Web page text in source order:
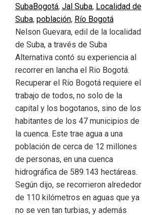
SubaBogotá, Jal Suba, Localidad de
Suba, población, Río Bogotá
Nelson Guevara, edil de la localidad
de Suba, a través de Suba
Alternativa contó su experiencia al
recorrer en lancha el Rio Bogotá.
Recuperar el Río Bogotá requiere el
trabajo de todos, no solo de la
capital y los bogotanos, sino de los
habitantes de los 47 municipios de
la cuenca. Este trae agua a una
población de cerca de 12 millones
de personas, en una cuenca
hidrográfica de 589.143 hectáreas.
Según dijo, se recorrieron alrededor
de 110 kilómetros en aguas que ya
no se ven tan turbias, y además